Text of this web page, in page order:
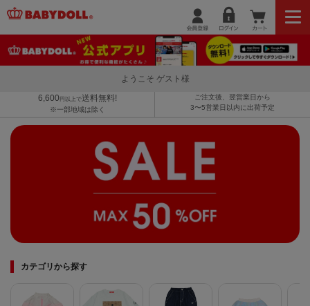
ようこそ ゲスト様
6,600 円以上で送料無料!
※一部地域は除く
ご注文後、翌営業日から
3〜5営業日以内に出荷予定
カテゴリから探す